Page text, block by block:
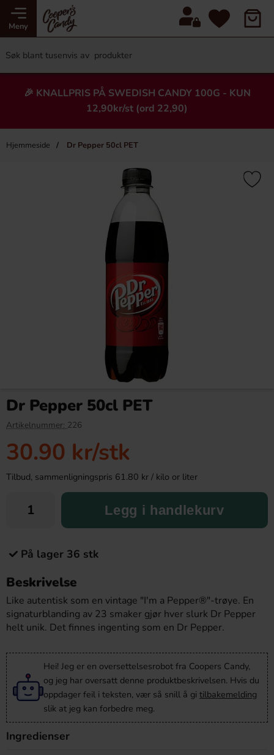
Meny
🎉 KNALLPRIS PÅ SWEDISH CANDY 100G - KUN
12,90kr/st (ord 22,90)
Hjemmeside Dr Pepper 50cl PET
Heading
×
38.90 kr
Köp
Dr Pepper 50cl PET
Artikelnummer: 226
30.90 kr/stk
Tilbud, sammenligningspris 61.80 kr / kilo or liter
Legg i handlekurv
På lager 36 stk
Beskrivelse
Like autentisk som en vintage "I'm a Pepper®"-trøye. En
signaturblanding av 23 smaker gjør hver slurk Dr Pepper
helt unik. Det finnes ingenting som en Dr Pepper.
Hei! Jeg er en oversettelsesrobot fra Coopers Candy,
og jeg har oversatt denne produktbeskrivelsen. Hvis du
oppdager feil i teksten, vær så snill å gi tilbakemelding
slik at jeg kan forbedre meg.
Ingredienser